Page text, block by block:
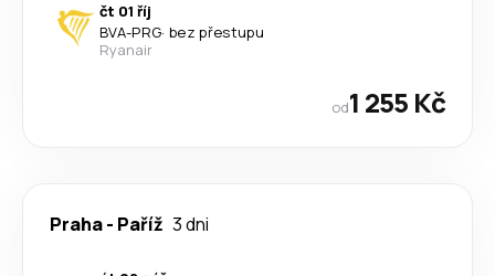
čt 01 říj
BVA-PRG· bez přestupu
Ryanair
od1 255 Kč
Praha- Paříž 3 dni